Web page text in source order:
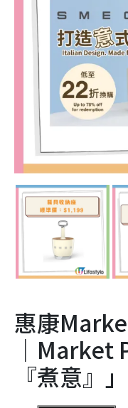
惠康
｜Market
『煮意』」